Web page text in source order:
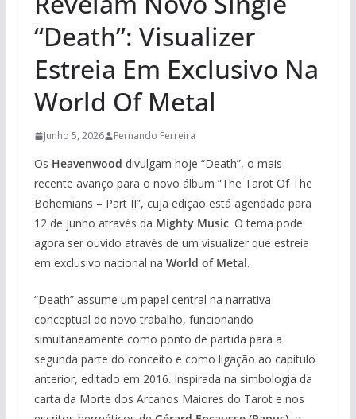
“Death”: Visualizer
Estreia Em Exclusivo Na
World Of Metal
Junho 5, 2026 Fernando Ferreira
Os Heavenwood divulgam hoje “Death”, o mais
recente avanço para o novo álbum “The Tarot Of The
Bohemians – Part II”, cuja edição está agendada para
12 de junho através da Mighty Music. O tema pode
agora ser ouvido através de um visualizer que estreia
em exclusivo nacional na World of Metal.
“Death” assume um papel central na narrativa
conceptual do novo trabalho, funcionando
simultaneamente como ponto de partida para a
segunda parte do conceito e como ligação ao capítulo
anterior, editado em 2016. Inspirada na simbologia da
carta da Morte dos Arcanos Maiores do Tarot e nos